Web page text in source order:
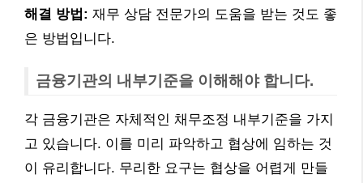
해결 방법: 재무 상담 전문가의 도움을 받는 것도 좋
은 방법입니다.
금융기관의 내부기준을 이해해야 합니다.
각 금융기관은 자체적인 채무조정 내부기준을 가지
고 있습니다. 이를 미리 파악하고 협상에 임하는 것
이 유리합니다. 무리한 요구는 협상을 어렵게 만들